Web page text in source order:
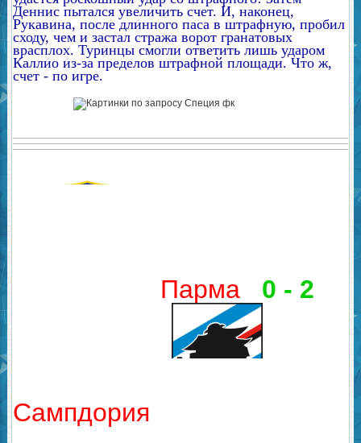
Деннис пытался увеличить счет. И, наконец,
Рукавина, после длинного паса в штрафную, пробил
сходу, чем и застал стража ворот гранатовых
врасплох. Туринцы смогли ответить лишь ударом
Каллио из-за пределов штрафной площади. Что ж,
счет - по игре.
Парма 0 - 2
Сампдория